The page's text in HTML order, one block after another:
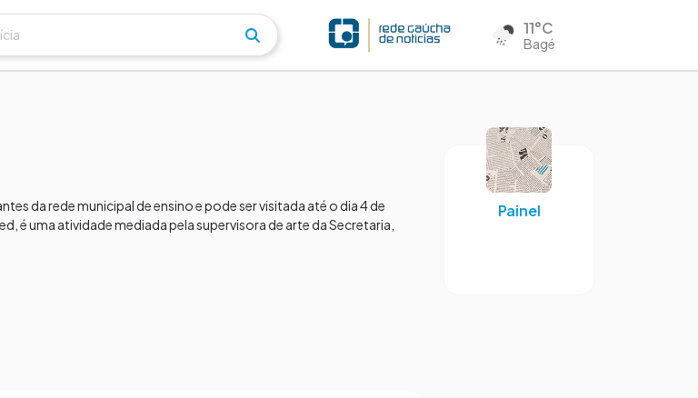
11°C
Bagé
da rede municipal de ensino e pode ser visitada até o dia 4 de
é uma atividade mediada pela supervisora de arte da Secretaria,
Painel